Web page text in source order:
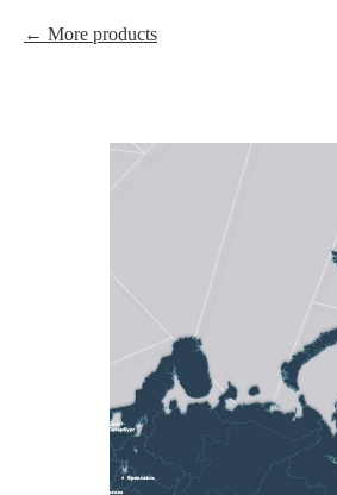
More products